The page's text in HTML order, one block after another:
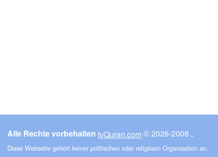
Alle Rechte vorbehalten tvQuran.com © ـ 2008-2026
Diese Webseite gehört keiner politischen oder religösen Organisation an.